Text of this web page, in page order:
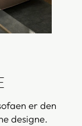
er den
designe.